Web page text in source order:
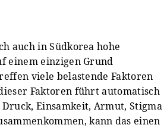
auch in Südkorea hohe
einem einzigen Grund
viele belastende Faktoren
Faktoren führt automatisch
Einsamkeit, Armut, Stigma
kann das einen